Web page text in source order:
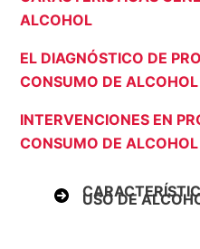
ALCOHOL
EL DIAGNÓSTICO DE
CONSUMO DE ALCOHOL
INTERVENCIONES EN
CONSUMO DE ALCOHOL
USO DE